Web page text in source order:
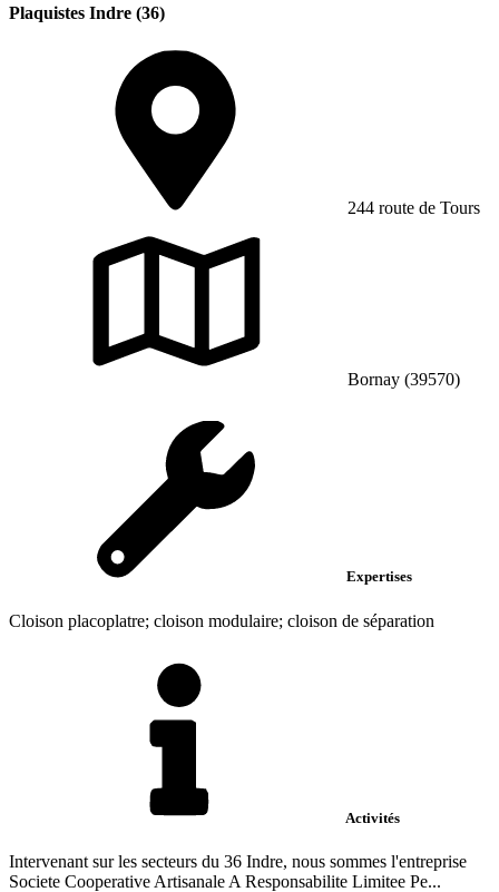
Plaquistes Indre (36)
244 route de Tours
Bornay (39570)
Expertises
Cloison placoplatre; cloison modulaire; cloison de séparation
Activités
Intervenant sur les secteurs du 36 Indre, nous sommes l'entreprise
Societe Cooperative Artisanale A Responsabilite Limitee Pe...